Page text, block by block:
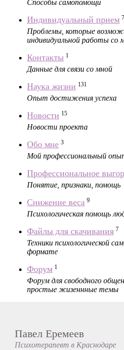
Способы самопомощи
Индивидуальный прием 7
Проблемы, которые
индивидуальной работы со
Контакты 1
Данные для связи со мной
Наука жизни 131
Опыт достижения успеха
Новости 15
Новости проекта
Обо мне 3
Мой профессиональный
Профессиональное
Понятие, признаки, помощь
Снижение веса 9
Психологическая помощь
Файлы для скачивания 7
Техники психологической
формате
Форум 1
Форум для свободного
простые жизеннные темы
Павел Еремеев
Психотерапевт в Краснодаре